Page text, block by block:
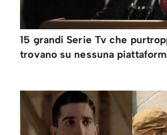
15 grandi Serie Tv che
trovano su nessuna